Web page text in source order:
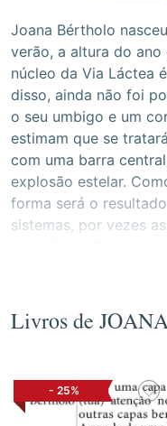
Joana Bértholo
verão, a altura do
núcleo da Via Láctea
disso, ainda não foi
o seu umbigo e um
estimam que se
com uma barra
explosão estelar.
forma será o
sistemas, por vezes
acrescentar: é filha
em design, e
o mais que pôde.
Livros de
- 25%